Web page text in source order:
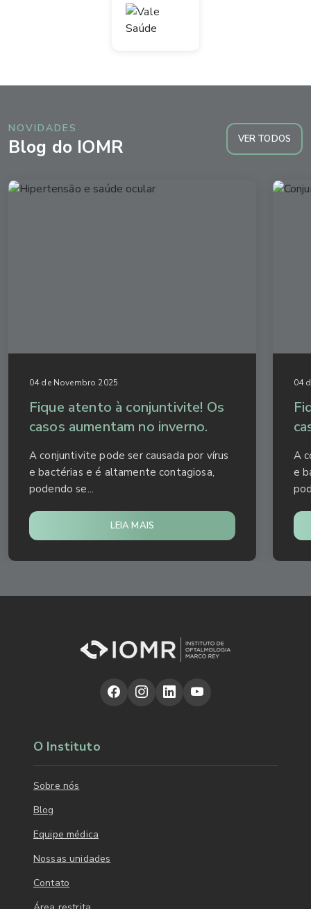
NOVIDADES
Blog do IOMR VER TODOS
04 de Novembro 2025
Fique atento à conjuntivite! Os
casos aumentam no inverno.
A conjuntivite pode ser causada por vírus
e bactérias e é altamente contagiosa,
podendo se...
LEIA MAIS
04
A
e
O Instituto
Sobre nós
Blog
Equipe médica
Nossas unidades
Contato